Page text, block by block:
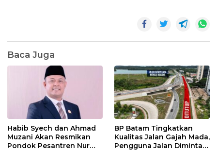
Baca Juga
Habib Syech dan Ahmad
Muzani Akan Resmikan
Pondok Pesantren Nur
BP Batam Tingkatkan
Kualitas Jalan Gajah Mada,
Pengguna Jalan Diminta